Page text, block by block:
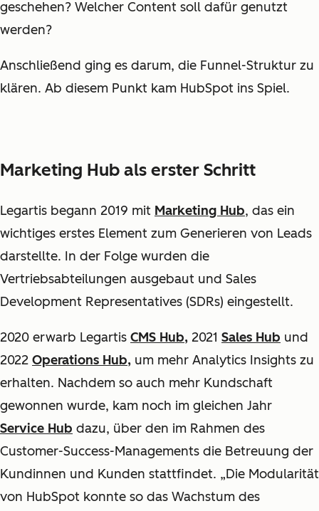
geschehen? Welcher Content soll dafür genutzt
werden?
Anschließend ging es darum, die Funnel-Struktur zu
klären. Ab diesem Punkt kam HubSpot ins Spiel.
Marketing Hub als erster Schritt
Legartis begann 2019 mit Marketing Hub, das ein
wichtiges erstes Element zum Generieren von Leads
darstellte. In der Folge wurden die
Vertriebsabteilungen ausgebaut und Sales
Development Representatives (SDRs) eingestellt.
2020 erwarb Legartis CMS Hub, 2021 Sales Hub und
2022 Operations Hub, um mehr Analytics Insights zu
erhalten. Nachdem so auch mehr Kundschaft
gewonnen wurde, kam noch im gleichen Jahr
Service Hub dazu, über den im Rahmen des
Customer-Success-Managements die Betreuung der
Kundinnen und Kunden stattfindet. „Die Modularität
von HubSpot konnte so das Wachstum des